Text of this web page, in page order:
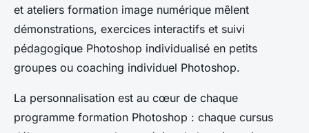
et ateliers formation image numérique mêlent
démonstrations, exercices interactifs et suivi
pédagogique Photoshop individualisé en petits
groupes ou coaching individuel Photoshop.
La personnalisation est au cœur de chaque
programme formation Photoshop : chaque cursus